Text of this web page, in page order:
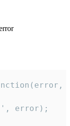
error);